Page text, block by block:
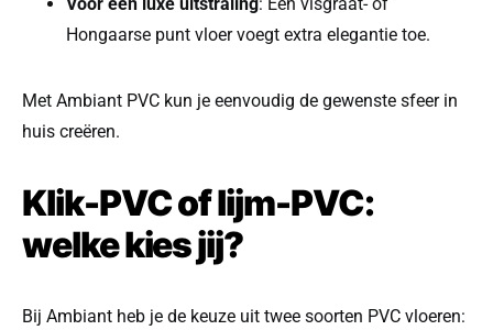
Hongaarse punt vloer voegt extra elegantie toe.
Met Ambiant PVC kun je eenvoudig de gewenste sfeer in
huis creëren.
Klik-PVC of lijm-PVC:
welke kies jij?
Bij Ambiant heb je de keuze uit twee soorten PVC vloeren: